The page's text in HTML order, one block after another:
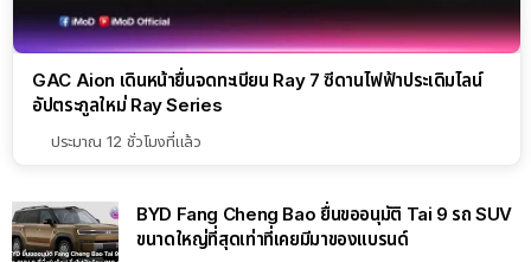
GAC Aion เดินหน้ายื่นจดทะเบียน Ray 7 ซีดานไฟฟ้าประเดิมไลน์
อัปตระกูลใหม่ Ray Series
ประมาณ 12 ชั่วโมงที่แล้ว
BYD Fang Cheng Bao ยื่นขออนุมัติ Tai 9 รถ SUV
ขนาดใหญ่ที่สุดเท่าที่เคยมีมาของแบรนด์